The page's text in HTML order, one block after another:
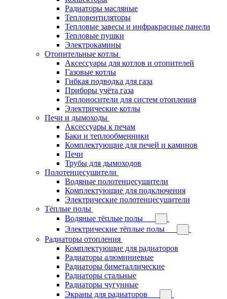
Радиаторы масляные
Тепловентиляторы
Тепловые завесы и инфракрасные панели
Тепловые пушки
Электрокамины
Отопительные котлы
Аксессуары для котлов и отопителей
Газовые котлы
Гибкая подводка для газа
Приборы учёта газа
Теплоносители для систем отопления
Электрические котлы
Печи и дымоходы
Аксессуары к печам
Баки и теплообменники
Комплектующие для печей и каминов
Печи
Трубы для дымоходов
Полотенцесушители
Водяные полотенцесушители
Комплектующие для подключения
Электрические полотенцесушители
Тёплые полы
Водяные тёплые полы
Электрические тёплые полы
Радиаторы отопления
Комплектующие для радиаторов
Радиаторы алюминиевые
Радиаторы биметаллические
Радиаторы стальные
Радиаторы чугунные
Экраны для радиаторов